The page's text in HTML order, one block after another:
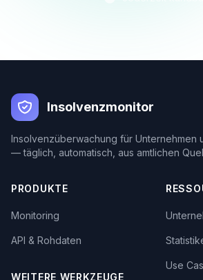
Insolvenzmonitor
Insolvenzüberwachung für Unternehmen
— täglich, automatisch, aus amtlichen
PRODUKTE
Monitoring
API & Rohdaten
WEITERE WERKZEUGE
Use